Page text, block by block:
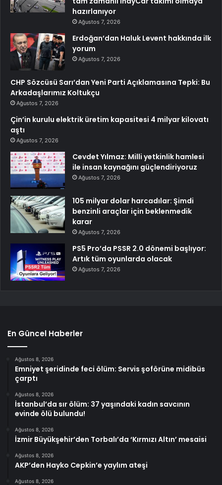
hazırlanıyor
Ağustos 7, 2026
Erdoğan’dan Haluk Levent hakkında ilk
yorum
Ağustos 7, 2026
CHP Sözcüsü Sarı’dan Yeni Parti Açıklamasına Tepki: Bu
Arkadaşlarımız Koltukçu
Ağustos 7, 2026
Çin’in kurulu elektrik üretim kapasitesi 4 milyar kilovatı
aştı
Ağustos 7, 2026
Cevdet Yılmaz: Milli yetkinlik hamlesi
ile insan kaynağını güçlendiriyoruz
Ağustos 7, 2026
105 milyar dolar harcadılar: Şimdi
benzinli araçlar için beklenmedik
karar
Ağustos 7, 2026
PS5 Pro’da PSSR 2.0 dönemi başlıyor:
Artık tüm oyunlarda olacak
Ağustos 7, 2026
En Güncel Haberler
Ağustos 8, 2026
Emniyet şeridinde feci ölüm: Servis şoförüne midibüs
çarptı
Ağustos 8, 2026
İstanbul’da sır ölüm: 37 yaşındaki kadın savcının
evinde ölü bulundu!
Ağustos 8, 2026
İzmir Büyükşehir’den Torbalı’da ‘Kırmızı Altın’ mesaisi
Ağustos 8, 2026
AKP’den Hayko Cepkin’e yaylım ateşi
Ağustos 8, 2026